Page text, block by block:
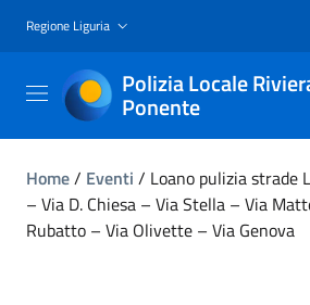
Regione Liguria
Polizia Locale
Ponente
Home/ Eventi / Loano pulizia strade
– Via D. Chiesa – Via Stella – Via
Rubatto – Via Olivette – Via Genova